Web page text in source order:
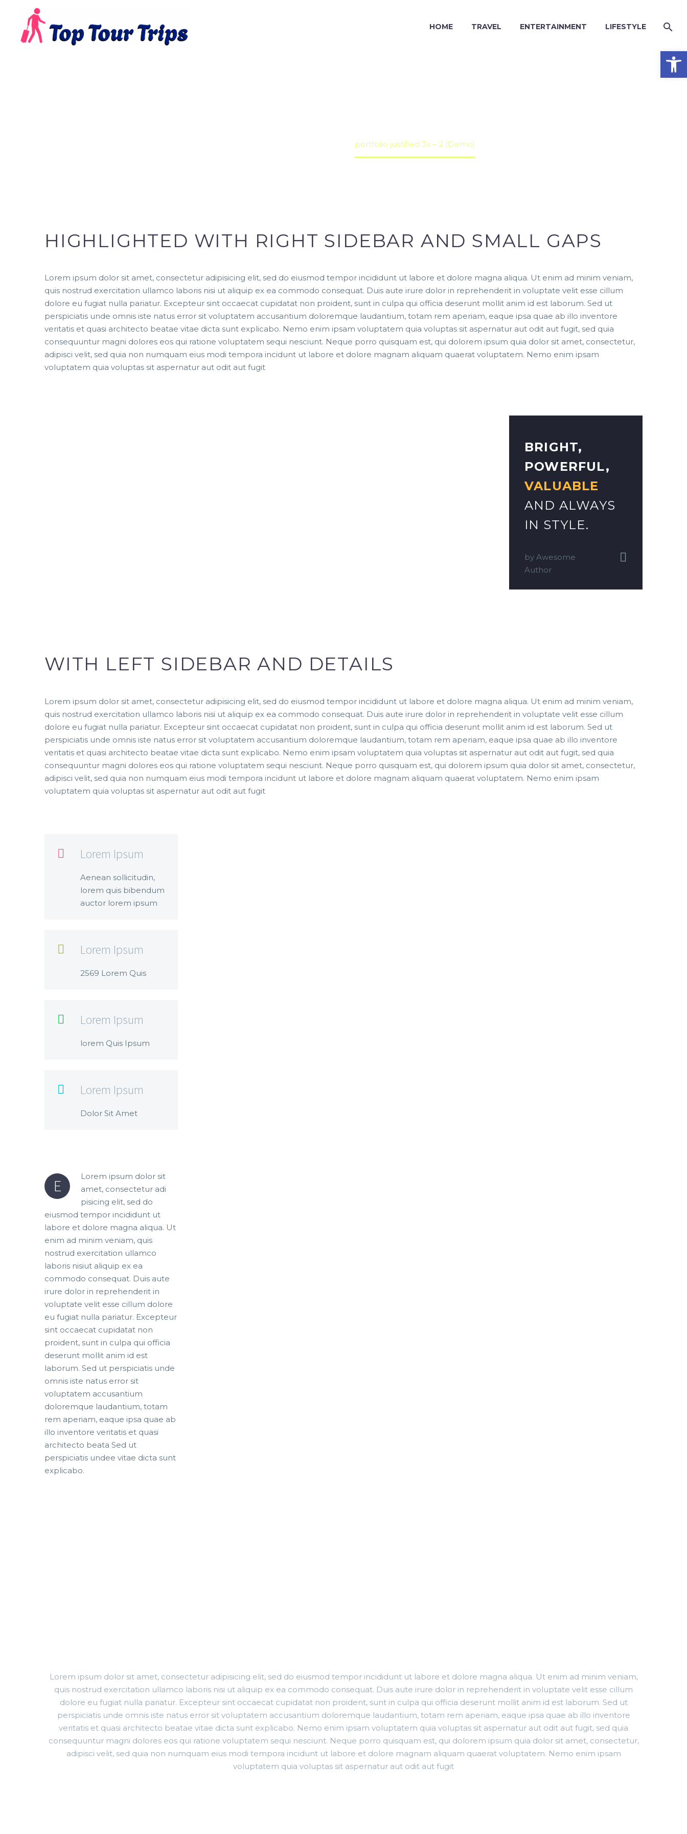
HOME TRAVEL ENTERTAINMENT LIFESTYLE
portfolio justified 3x – 2 (Demo)
HIGHLIGHTED WITH RIGHT SIDEBAR AND SMALL GAPS
Lorem ipsum dolor sit amet, consectetur adipisicing elit, sed do eiusmod tempor incididunt ut labore et dolore magna aliqua. Ut enim ad minim veniam,
quis nostrud exercitation ullamco laboris nisi ut aliquip ex ea commodo consequat. Duis aute irure dolor in reprehenderit in voluptate velit esse cillum
dolore eu fugiat nulla pariatur. Excepteur sint occaecat cupidatat non proident, sunt in culpa qui officia deserunt mollit anim id est laborum. Sed ut
perspiciatis unde omnis iste natus error sit voluptatem accusantium doloremque laudantium, totam rem aperiam, eaque ipsa quae ab illo inventore
veritatis et quasi architecto beatae vitae dicta sunt explicabo. Nemo enim ipsam voluptatem quia voluptas sit aspernatur aut odit aut fugit, sed quia
consequuntur magni dolores eos qui ratione voluptatem sequi nesciunt. Neque porro quisquam est, qui dolorem ipsum quia dolor sit amet, consectetur,
adipisci velit, sed quia non numquam eius modi tempora incidunt ut labore et dolore magnam aliquam quaerat voluptatem. Nemo enim ipsam
voluptatem quia voluptas sit aspernatur aut odit aut fugit
BRIGHT,
POWERFUL,
VALUABLE
AND ALWAYS
IN STYLE.
by Awesome
Author


WITH LEFT SIDEBAR AND DETAILS
Lorem ipsum dolor sit amet, consectetur adipisicing elit, sed do eiusmod tempor incididunt ut labore et dolore magna aliqua. Ut enim ad minim veniam,
quis nostrud exercitation ullamco laboris nisi ut aliquip ex ea commodo consequat. Duis aute irure dolor in reprehenderit in voluptate velit esse cillum
dolore eu fugiat nulla pariatur. Excepteur sint occaecat cupidatat non proident, sunt in culpa qui officia deserunt mollit anim id est laborum. Sed ut
perspiciatis unde omnis iste natus error sit voluptatem accusantium doloremque laudantium, totam rem aperiam, eaque ipsa quae ab illo inventore
veritatis et quasi architecto beatae vitae dicta sunt explicabo. Nemo enim ipsam voluptatem quia voluptas sit aspernatur aut odit aut fugit, sed quia
consequuntur magni dolores eos qui ratione voluptatem sequi nesciunt. Neque porro quisquam est, qui dolorem ipsum quia dolor sit amet, consectetur,
adipisci velit, sed quia non numquam eius modi tempora incidunt ut labore et dolore magnam aliquam quaerat voluptatem. Nemo enim ipsam
voluptatem quia voluptas sit aspernatur aut odit aut fugit
 Lorem Ipsum
Aenean sollicitudin,
lorem quis bibendum
auctor lorem ipsum
 Lorem Ipsum
2569 Lorem Quis
 Lorem Ipsum
lorem Quis Ipsum
 Lorem Ipsum
Dolor Sit Amet
E
Lorem ipsum dolor sit
amet, consectetur adi
pisicing elit, sed do
eiusmod tempor incididunt ut
labore et dolore magna aliqua. Ut
enim ad minim veniam, quis
nostrud exercitation ullamco
laboris nisiut aliquip ex ea
commodo consequat. Duis aute
irure dolor in reprehenderit in
voluptate velit esse cillum dolore
eu fugiat nulla pariatur. Excepteur
sint occaecat cupidatat non
proident, sunt in culpa qui officia
deserunt mollit anim id est
laborum. Sed ut perspiciatis unde
omnis iste natus error sit
voluptatem accusantium
doloremque laudantium, totam
rem aperiam, eaque ipsa quae ab
illo inventore veritatis et quasi
architecto beata Sed ut
perspiciatis undee vitae dicta sunt
explicabo.
Lorem ipsum dolor sit amet, consectetur adipisicing elit, sed do eiusmod tempor incididunt ut labore et dolore magna aliqua. Ut enim ad minim veniam,
quis nostrud exercitation ullamco laboris nisi ut aliquip ex ea commodo consequat. Duis aute irure dolor in reprehenderit in voluptate velit esse cillum
dolore eu fugiat nulla pariatur. Excepteur sint occaecat cupidatat non proident, sunt in culpa qui officia deserunt mollit anim id est laborum. Sed ut
perspiciatis unde omnis iste natus error sit voluptatem accusantium doloremque laudantium, totam rem aperiam, eaque ipsa quae ab illo inventore
veritatis et quasi architecto beatae vitae dicta sunt explicabo. Nemo enim ipsam voluptatem quia voluptas sit aspernatur aut odit aut fugit, sed quia
consequuntur magni dolores eos qui ratione voluptatem sequi nesciunt. Neque porro quisquam est, qui dolorem ipsum quia dolor sit amet, consectetur,
adipisci velit, sed quia non numquam eius modi tempora incidunt ut labore et dolore magnam aliquam quaerat voluptatem. Nemo enim ipsam
voluptatem quia voluptas sit aspernatur aut odit aut fugit